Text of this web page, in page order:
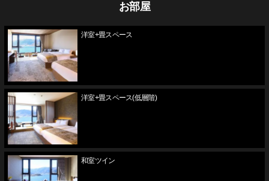
お部屋
洋室+畳スペース
洋室+畳スペース(低層階)
和室ツイン